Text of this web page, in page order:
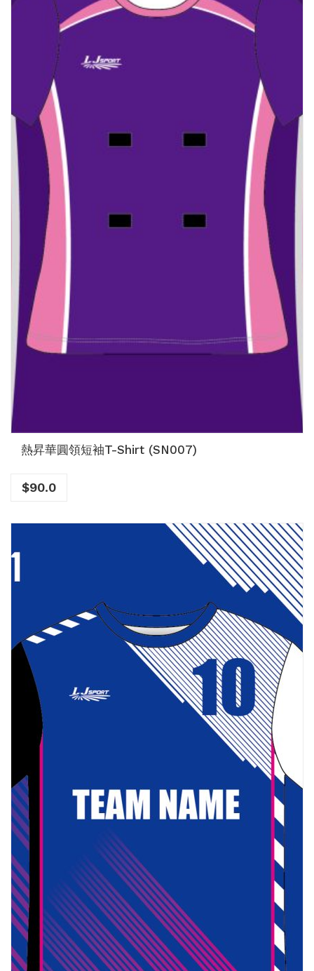
熱昇華圓領短袖T-Shirt (SN007)
$90.0